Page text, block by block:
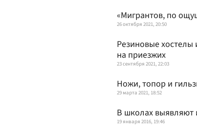
«Мигрантов, по
26 октября 2021, 20:50
Резиновые
на приезжих
23 сентября 2021, 22:03
Ножи, топор и
29 марта 2021, 18:52
В школах выявляют
19 января 2016, 19:46